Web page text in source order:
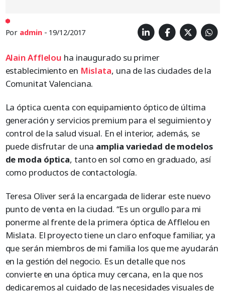
Por admin- 19/12/2017
Alain Afflelou ha inaugurado su primer
establecimiento en Mislata, una de las ciudades de la
Comunitat Valenciana.
La óptica cuenta con equipamiento óptico de última
generación y servicios premium para el seguimiento y
control de la salud visual. En el interior, además, se
puede disfrutar de una amplia variedad de modelos
de moda óptica, tanto en sol como en graduado, así
como productos de contactología.
Teresa Oliver será la encargada de liderar este nuevo
punto de venta en la ciudad. “Es un orgullo para mi
ponerme al frente de la primera óptica de Afflelou en
Mislata. El proyecto tiene un claro enfoque familiar, ya
que serán miembros de mi familia los que me ayudarán
en la gestión del negocio. Es un detalle que nos
convierte en una óptica muy cercana, en la que nos
dedicaremos al cuidado de las necesidades visuales de